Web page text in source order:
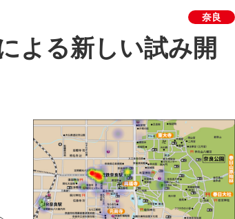
奈良
よる新しい試み開